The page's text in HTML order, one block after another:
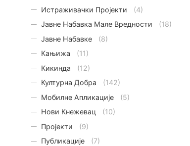
Истраживачки Пројекти
(4)
Јавне Набавка Мале Вредности
(18)
Јавне Набавке
(8)
Кањижа
(11)
Кикинда
(12)
Културна Добра
(142)
Мобилне Апликације
(5)
Нови Кнежевац
(10)
Пројекти
(9)
Публикације
(7)